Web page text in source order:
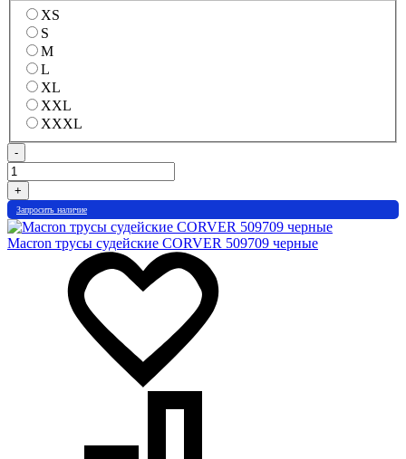
XS
S
M
L
XL
XXL
XXXL
-
+
Запросить наличие
Macron трусы судейские CORVER 509709 черные